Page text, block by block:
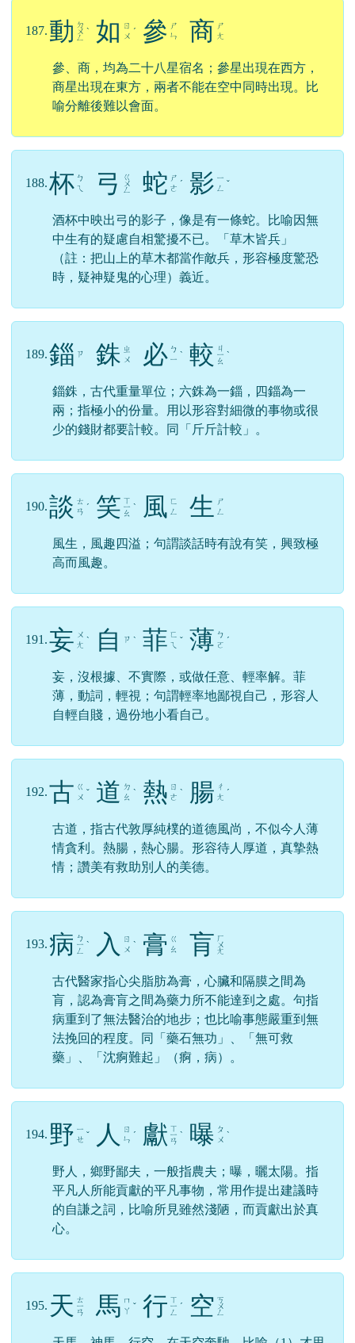
187. 動 ㄉ
ㄨ
ㄥ
ˋ 如 ㄖ
ㄨ ˊ 參 ㄕ
ㄣ
商 ㄕ
ㄤ
參、商，均為二十八星宿名；參星出現在西方，
商星出現在東方，兩者不能在空中同時出現。比
喻分離後難以會面。
188.杯 ㄅ
ㄟ
弓 ㄍ
ㄨ
ㄥ 蛇 ㄕ
ㄜ ˊ 影 ㄧ
ㄥ ˇ
酒杯中映出弓的影子，像是有一條蛇。比喻因無
中生有的疑慮自相驚擾不已。「草木皆兵」
（註：把山上的草木都當作敵兵，形容極度驚恐
時，疑神疑鬼的心理）義近。
189.錙 ㄗ 銖 ㄓ
ㄨ
必 ㄅ
ㄧ ˋ 較 ㄐ
ㄧ
ㄠ
ˋ
錙銖，古代重量單位；六銖為一錙，四錙為一
兩；指極小的份量。用以形容對細微的事物或很
少的錢財都要計較。同「斤斤計較」。
190.談 ㄊ
ㄢ ˊ 笑 ㄒ
ㄧ
ㄠ
ˋ 風 ㄈ
ㄥ
生
ㄕ
ㄥ
風生，風趣四溢；句謂談話時有說有笑，興致極
高而風趣。
191.妄 ㄨ
ㄤ ˋ 自 ㄗ ˋ 菲 ㄈ
ㄟ ˇ 薄 ㄅ
ㄛ ˊ
妄，沒根據、不實際，或做任意、輕率解。菲
薄，動詞，輕視；句謂輕率地鄙視自己，形容人
自輕自賤，過份地小看自己。
192.古 ㄍ
ㄨ ˇ 道 ㄉ
ㄠ ˋ 熱 ㄖ
ㄜ ˋ 腸 ㄔ
ㄤ ˊ
古道，指古代敦厚純樸的道德風尚，不似今人薄
情貪利。熱腸，熱心腸。形容待人厚道，真摯熱
情；讚美有救助別人的美德。
193.病 ㄅ
ㄧ
ㄥ
ˋ 入
ㄖ
ㄨ ˋ 膏 ㄍ
ㄠ
肓 ㄏ
ㄨ
ㄤ
古代醫家指心尖脂肪為膏，心臟和隔膜之間為
肓，認為膏肓之間為藥力所不能達到之處。句指
病重到了無法醫治的地步；也比喻事態嚴重到無
法挽回的程度。同「藥石無功」、「無可救
藥」、「沈痾難起」（痾，病）。
194. 野 ㄧ
ㄝ ˇ 人
ㄖ
ㄣ ˊ 獻 ㄒ
ㄧ
ㄢ
ˋ 曝 ㄆ
ㄨ ˋ
野人，鄉野鄙夫，一般指農夫；曝，曬太陽。指
平凡人所能貢獻的平凡事物，常用作提出建議時
的自謙之詞，比喻所見雖然淺陋，而貢獻出於真
心。
195. 天 ㄊ
ㄧ
ㄢ 馬 ㄇ
ㄚ ˇ 行 ㄒ
ㄧ
ㄥ
ˊ 空 ㄎ
ㄨ
ㄥ